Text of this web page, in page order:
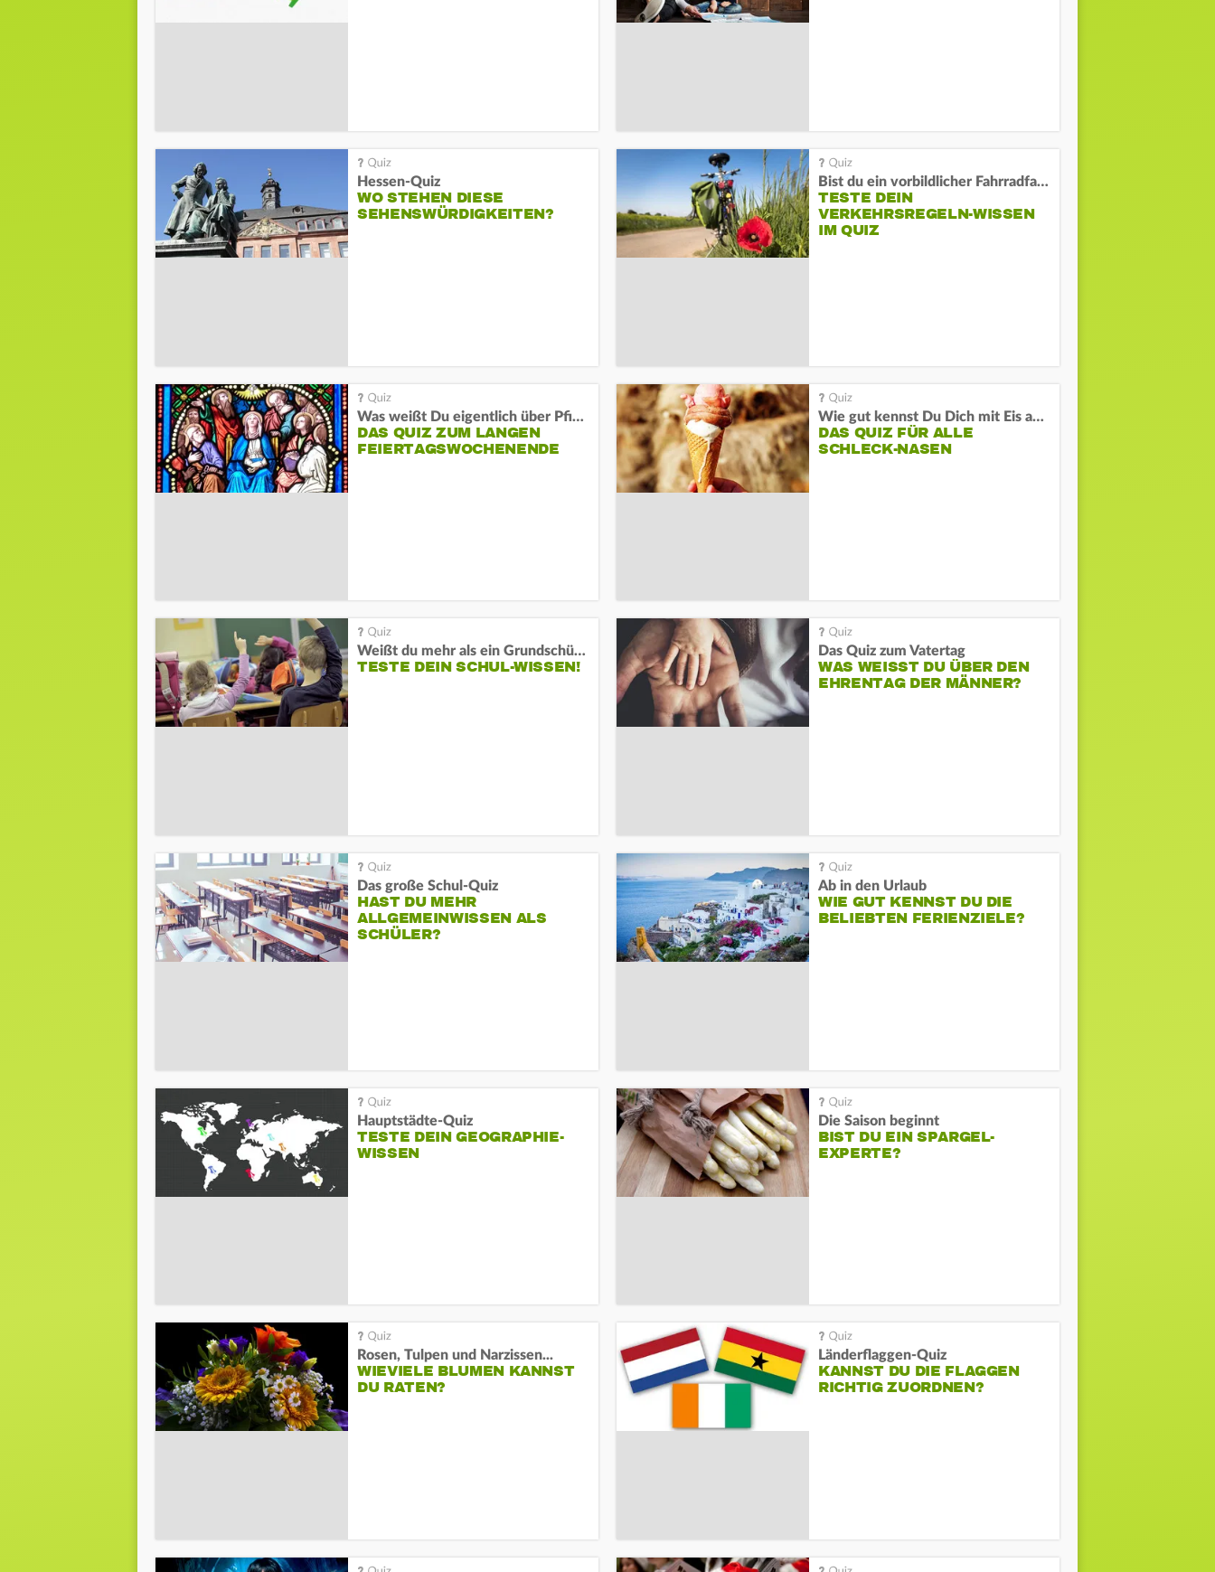
Hessen-Quiz
WO STEHEN DIESE
SEHENSWÜRDIGKEITEN?
Bist du ein vorbildlicher Fahrradfahrer?
TESTE DEIN
VERKEHRSREGELN-WISSEN
IM QUIZ
Was weißt Du eigentlich über Pfingsten?
DAS QUIZ ZUM LANGEN
FEIERTAGSWOCHENENDE
Wie gut kennst Du Dich mit Eis aus?
DAS QUIZ FÜR ALLE
SCHLECK-NASEN
Weißt du mehr als ein Grundschüler?
TESTE DEIN SCHUL-WISSEN!
Das Quiz zum Vatertag
WAS WEISST DU ÜBER DEN E
HRENTAG DER MÄNNER?
Das große Schul-Quiz
HAST DU MEHR
ALLGEMEINWISSEN ALS
SCHÜLER?
Ab in den Urlaub
WIE GUT KENNST DU DIE
BELIEBTEN FERIENZIELE?
Hauptstädte-Quiz
TESTE DEIN GEOGRAPHIE-
WISSEN
Die Saison beginnt
BIST DU EIN SPARGEL-
EXPERTE?
Rosen, Tulpen und Narzissen...
WIEVIELE BLUMEN KANNST
DU RATEN?
Länderflaggen-Quiz
KANNST DU DIE FLAGGEN
RICHTIG ZUORDNEN?